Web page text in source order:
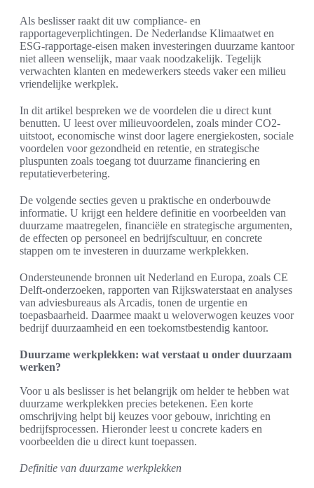
Als beslisser raakt dit uw compliance- en
rapportageverplichtingen. De Nederlandse Klimaatwet en
ESG-rapportage-eisen maken investeringen duurzame kantoor
niet alleen wenselijk, maar vaak noodzakelijk. Tegelijk
verwachten klanten en medewerkers steeds vaker een milieu
vriendelijke werkplek.
In dit artikel bespreken we de voordelen die u direct kunt
benutten. U leest over milieuvoordelen, zoals minder CO2-
uitstoot, economische winst door lagere energiekosten, sociale
voordelen voor gezondheid en retentie, en strategische
pluspunten zoals toegang tot duurzame financiering en
reputatieverbetering.
De volgende secties geven u praktische en onderbouwde
informatie. U krijgt een heldere definitie en voorbeelden van
duurzame maatregelen, financiële en strategische argumenten,
de effecten op personeel en bedrijfscultuur, en concrete
stappen om te investeren in duurzame werkplekken.
Ondersteunende bronnen uit Nederland en Europa, zoals CE
Delft-onderzoeken, rapporten van Rijkswaterstaat en analyses
van adviesbureaus als Arcadis, tonen de urgentie en
toepasbaarheid. Daarmee maakt u weloverwogen keuzes voor
bedrijf duurzaamheid en een toekomstbestendig kantoor.
Duurzame werkplekken: wat verstaat u onder duurzaam
werken?
Voor u als beslisser is het belangrijk om helder te hebben wat
duurzame werkplekken precies betekenen. Een korte
omschrijving helpt bij keuzes voor gebouw, inrichting en
bedrijfsprocessen. Hieronder leest u concrete kaders en
voorbeelden die u direct kunt toepassen.
Definitie van duurzame werkplekken